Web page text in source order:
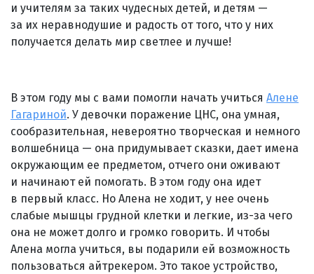
и учителям за таких чудесных детей, и детям —
за их неравнодушие и радость от того, что у них
получается делать мир светлее и лучше!
В этом году мы с вами помогли начать учиться Алене
Гагариной. У девочки поражение ЦНС, она умная,
сообразительная, невероятно творческая и немного
волшебница — она придумывает сказки, дает имена
окружающим ее предметом, отчего они оживают
и начинают ей помогать. В этом году она идет
в первый класс. Но Алена не ходит, у нее очень
слабые мышцы грудной клетки и легкие, из-за чего
она не может долго и громко говорить. И чтобы
Алена могла учиться, вы подарили ей возможность
пользоваться айтрекером. Это такое устройство,